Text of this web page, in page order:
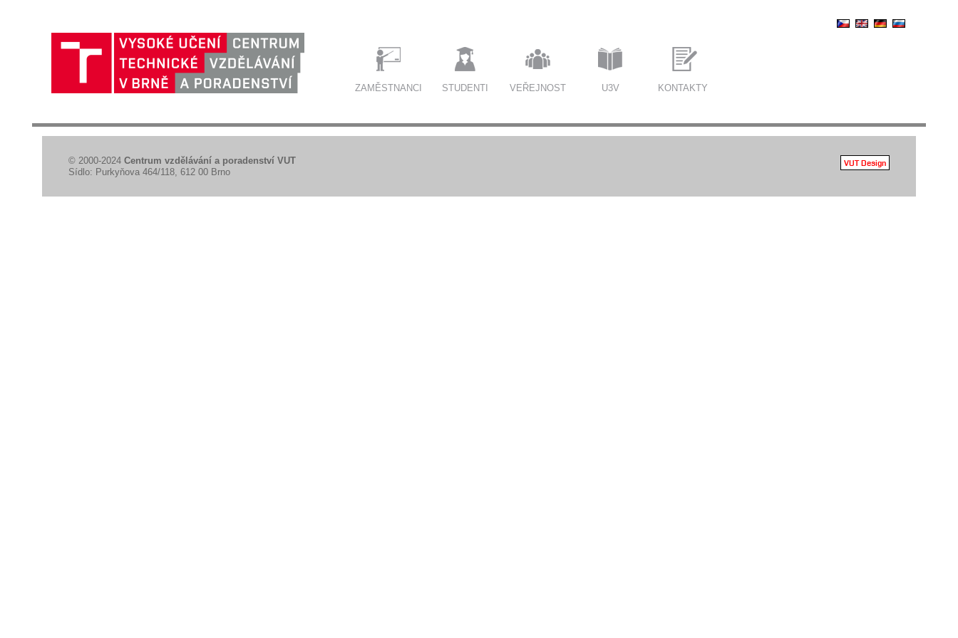
ZAMĚSTNANCI STUDENTI VEŘEJNOST U3V KONTAKTY
VUT Design
© 2000-2024 Centrum vzdělávání a poradenství VUT
Sídlo: Purkyňova 464/118, 612 00 Brno